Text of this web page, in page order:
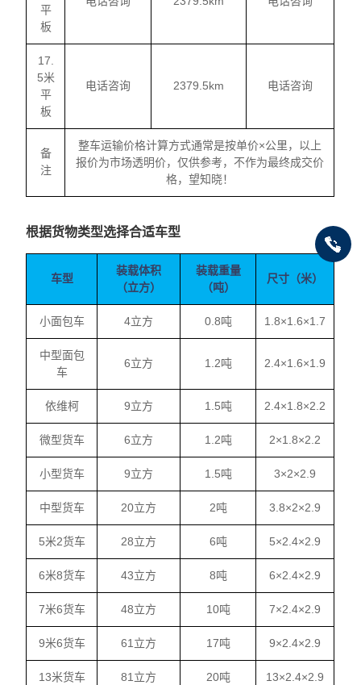
平
板
17.
5米
平
板
电话咨询 2379.5km 电话咨询
备
注
整车运输价格计算方式通常是按单价×公里，以上
报价为市场透明价，仅供参考，不作为最终成交价
格，望知晓！
根据货物类型选择合适车型
车型
装载体积
（立方）
装载重量
（吨）
尺寸（米）
小面包车 4立方 0.8吨 1.8×1.6×1.7
中型面包
车
6立方 1.2吨 2.4×1.6×1.9
依维柯 9立方 1.5吨 2.4×1.8×2.2
微型货车 6立方 1.2吨 2×1.8×2.2
小型货车 9立方 1.5吨 3×2×2.9
中型货车 20立方 2吨 3.8×2×2.9
5米2货车 28立方 6吨 5×2.4×2.9
6米8货车 43立方 8吨 6×2.4×2.9
7米6货车 48立方 10吨 7×2.4×2.9
9米6货车 61立方 17吨 9×2.4×2.9
13米货车 81立方 20吨 13×2.4×2.9